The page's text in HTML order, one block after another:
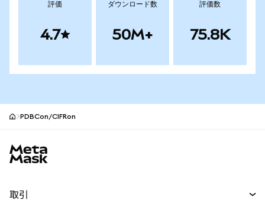
評価
4.7
ダウンロード数
50M+
評価数
75.8K
PDBCon/CIFRon
取引